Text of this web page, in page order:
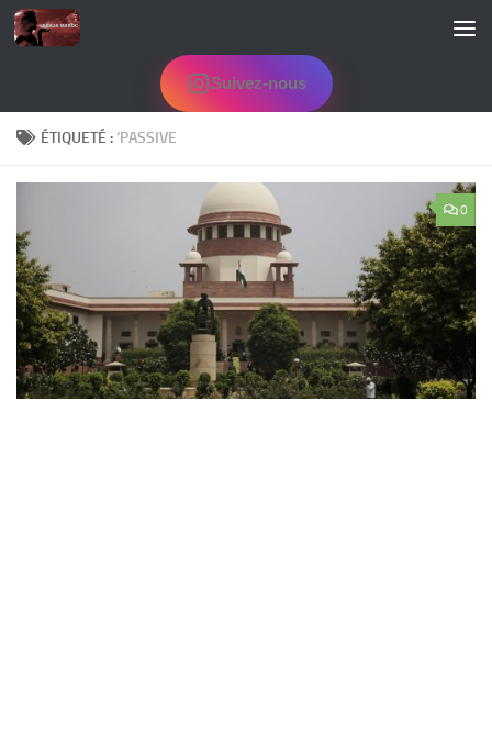
Skip to content
Suivez-nous
ÉTIQUETÉ : ‘PASSIVE
0